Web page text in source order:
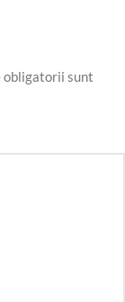
obligatorii sunt